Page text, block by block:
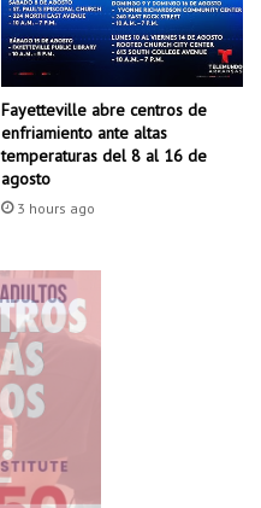
Fayetteville abre centros de
enfriamiento ante altas
temperaturas del 8 al 16 de
agosto
3 hours ago